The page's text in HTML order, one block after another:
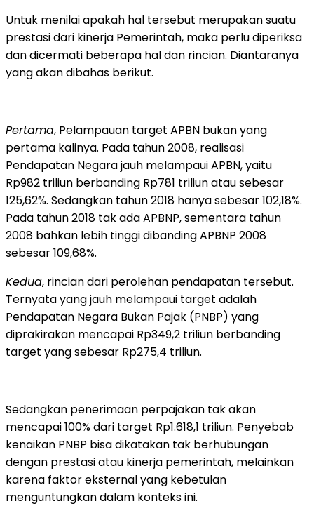
Untuk menilai apakah hal tersebut merupakan suatu
prestasi dari kinerja Pemerintah, maka perlu diperiksa
dan dicermati beberapa hal dan rincian. Diantaranya
yang akan dibahas berikut.
Pertama, Pelampauan target APBN bukan yang
pertama kalinya. Pada tahun 2008, realisasi
Pendapatan Negara jauh melampaui APBN, yaitu
Rp982 triliun berbanding Rp781 triliun atau sebesar
125,62%. Sedangkan tahun 2018 hanya sebesar 102,18%.
Pada tahun 2018 tak ada APBNP, sementara tahun
2008 bahkan lebih tinggi dibanding APBNP 2008
sebesar 109,68%.
Kedua, rincian dari perolehan pendapatan tersebut.
Ternyata yang jauh melampaui target adalah
Pendapatan Negara Bukan Pajak (PNBP) yang
diprakirakan mencapai Rp349,2 triliun berbanding
target yang sebesar Rp275,4 triliun.
Sedangkan penerimaan perpajakan tak akan
mencapai 100% dari target Rp1.618,1 triliun. Penyebab
kenaikan PNBP bisa dikatakan tak berhubungan
dengan prestasi atau kinerja pemerintah, melainkan
karena faktor eksternal yang kebetulan
menguntungkan dalam konteks ini.